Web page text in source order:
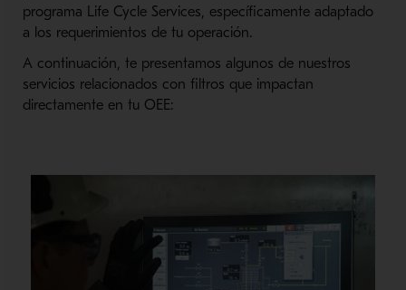
programa Life Cycle Services, específicamente adaptado
a los requerimientos de tu operación.
A continuación, te presentamos algunos de nuestros
servicios relacionados con filtros que impactan
directamente en tu OEE: